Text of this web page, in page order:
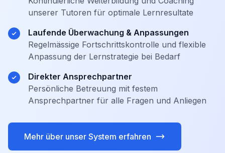
unserer Tutoren für optimale Lernresultate
Laufende Überwachung & Anpassungen
Regelmässige Fortschrittskontrolle und flexible
Anpassung der Lernstrategie bei Bedarf
Direkter Ansprechpartner
Persönliche Betreuung mit festem
Ansprechpartner für alle Fragen und Anliegen
Mehr über unser System erfahren